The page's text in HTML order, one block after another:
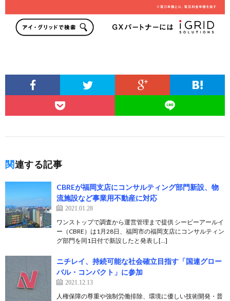
関連する記事
CBREが福岡支店にコンサルティング部門新設、物
流施設など事業用不動産に対応
2021.01.28
ワンストップで調査から運営管理まで提供 シービーアールイ
ー（CBRE）は1月28日、福岡市の福岡支店にコンサルティン
グ部門を同1日付で新設したと発表し[…]
ニチレイ、持続可能な社会確立目指す「国連グロー
バル・コンパクト」に参加
2021.12.13
人権保障の尊重や強制労働排除、環境に優しい技術開発・普